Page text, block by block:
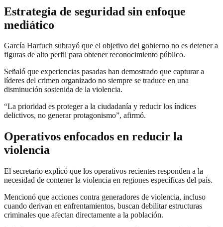
Estrategia de seguridad sin enfoque
mediático
García Harfuch subrayó que el objetivo del gobierno no es detener a
figuras de alto perfil para obtener reconocimiento público.
Señaló que experiencias pasadas han demostrado que capturar a
líderes del crimen organizado no siempre se traduce en una
disminución sostenida de la violencia.
“La prioridad es proteger a la ciudadanía y reducir los índices
delictivos, no generar protagonismo”, afirmó.
Operativos enfocados en reducir la
violencia
El secretario explicó que los operativos recientes responden a la
necesidad de contener la violencia en regiones específicas del país.
Mencionó que acciones contra generadores de violencia, incluso
cuando derivan en enfrentamientos, buscan debilitar estructuras
criminales que afectan directamente a la población.